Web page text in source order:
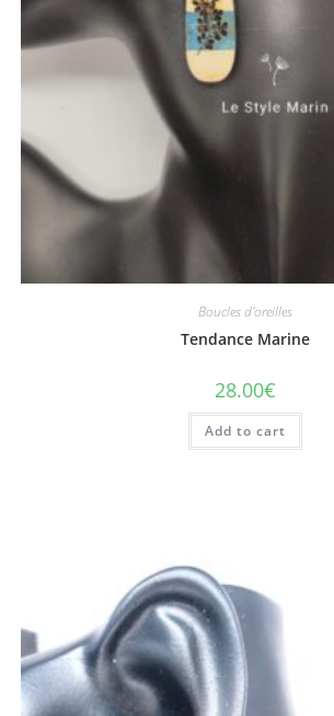
Boucles d'oreilles
Tendance Marine
28.00€
Add to cart